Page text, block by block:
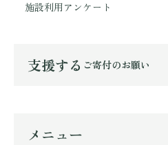
施設利用アンケート
支援する ご寄付のお願い
メニュー